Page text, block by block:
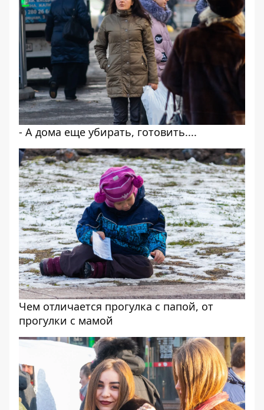
- А дома еще убирать, готовить....
Чем отличается прогулка с папой, от
прогулки с мамой